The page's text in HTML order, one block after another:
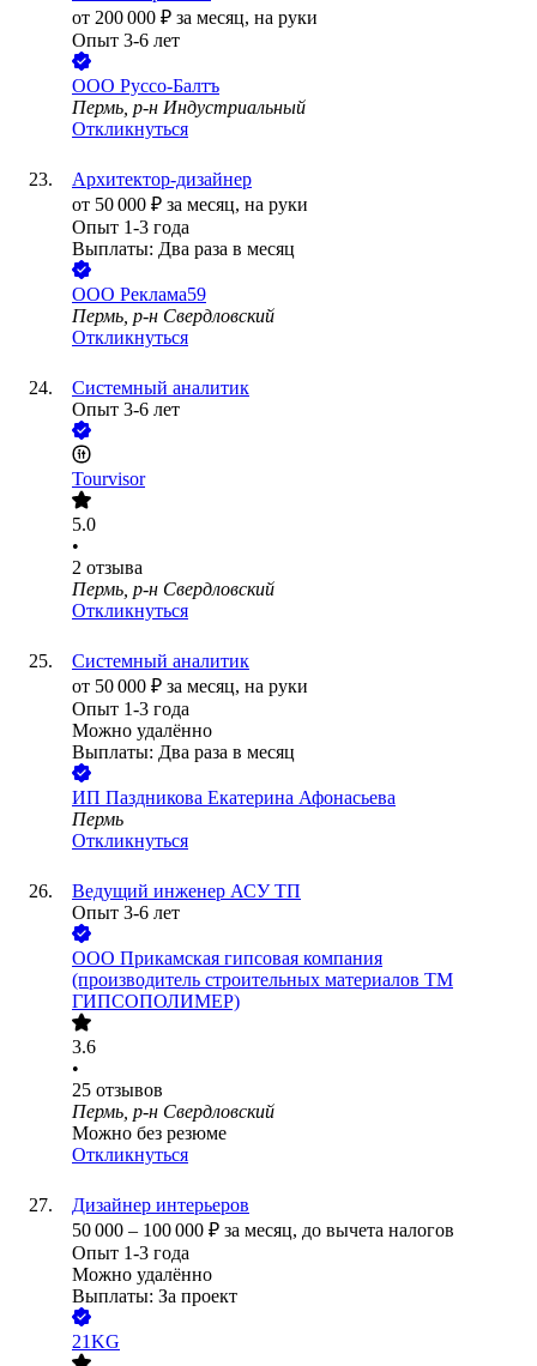
от 200 000 ₽ за месяц, на руки
Опыт 3-6 лет
ООО Руссо-Балтъ
Пермь, р-н Индустриальный
Откликнуться
Архитектор-дизайнер
от 50 000 ₽ за месяц, на руки
Опыт 1-3 года
Выплаты: Два раза в месяц
ООО Реклама59
Пермь, р-н Свердловский
Откликнуться
Системный аналитик
Опыт 3-6 лет
Tourvisor
5.0
•
2 отзыва
Пермь, р-н Свердловский
Откликнуться
Системный аналитик
от 50 000 ₽ за месяц, на руки
Опыт 1-3 года
Можно удалённо
Выплаты: Два раза в месяц
ИП Паздникова Екатерина Афонасьева
Пермь
Откликнуться
Ведущий инженер АСУ ТП
Опыт 3-6 лет
ООО Прикамская гипсовая компания
(производитель строительных материалов ТМ
ГИПСОПОЛИМЕР)
3.6
•
25 отзывов
Пермь, р-н Свердловский
Можно без резюме
Откликнуться
Дизайнер интерьеров
50 000 – 100 000 ₽ за месяц, до вычета налогов
Опыт 1-3 года
Можно удалённо
Выплаты: За проект
21KG